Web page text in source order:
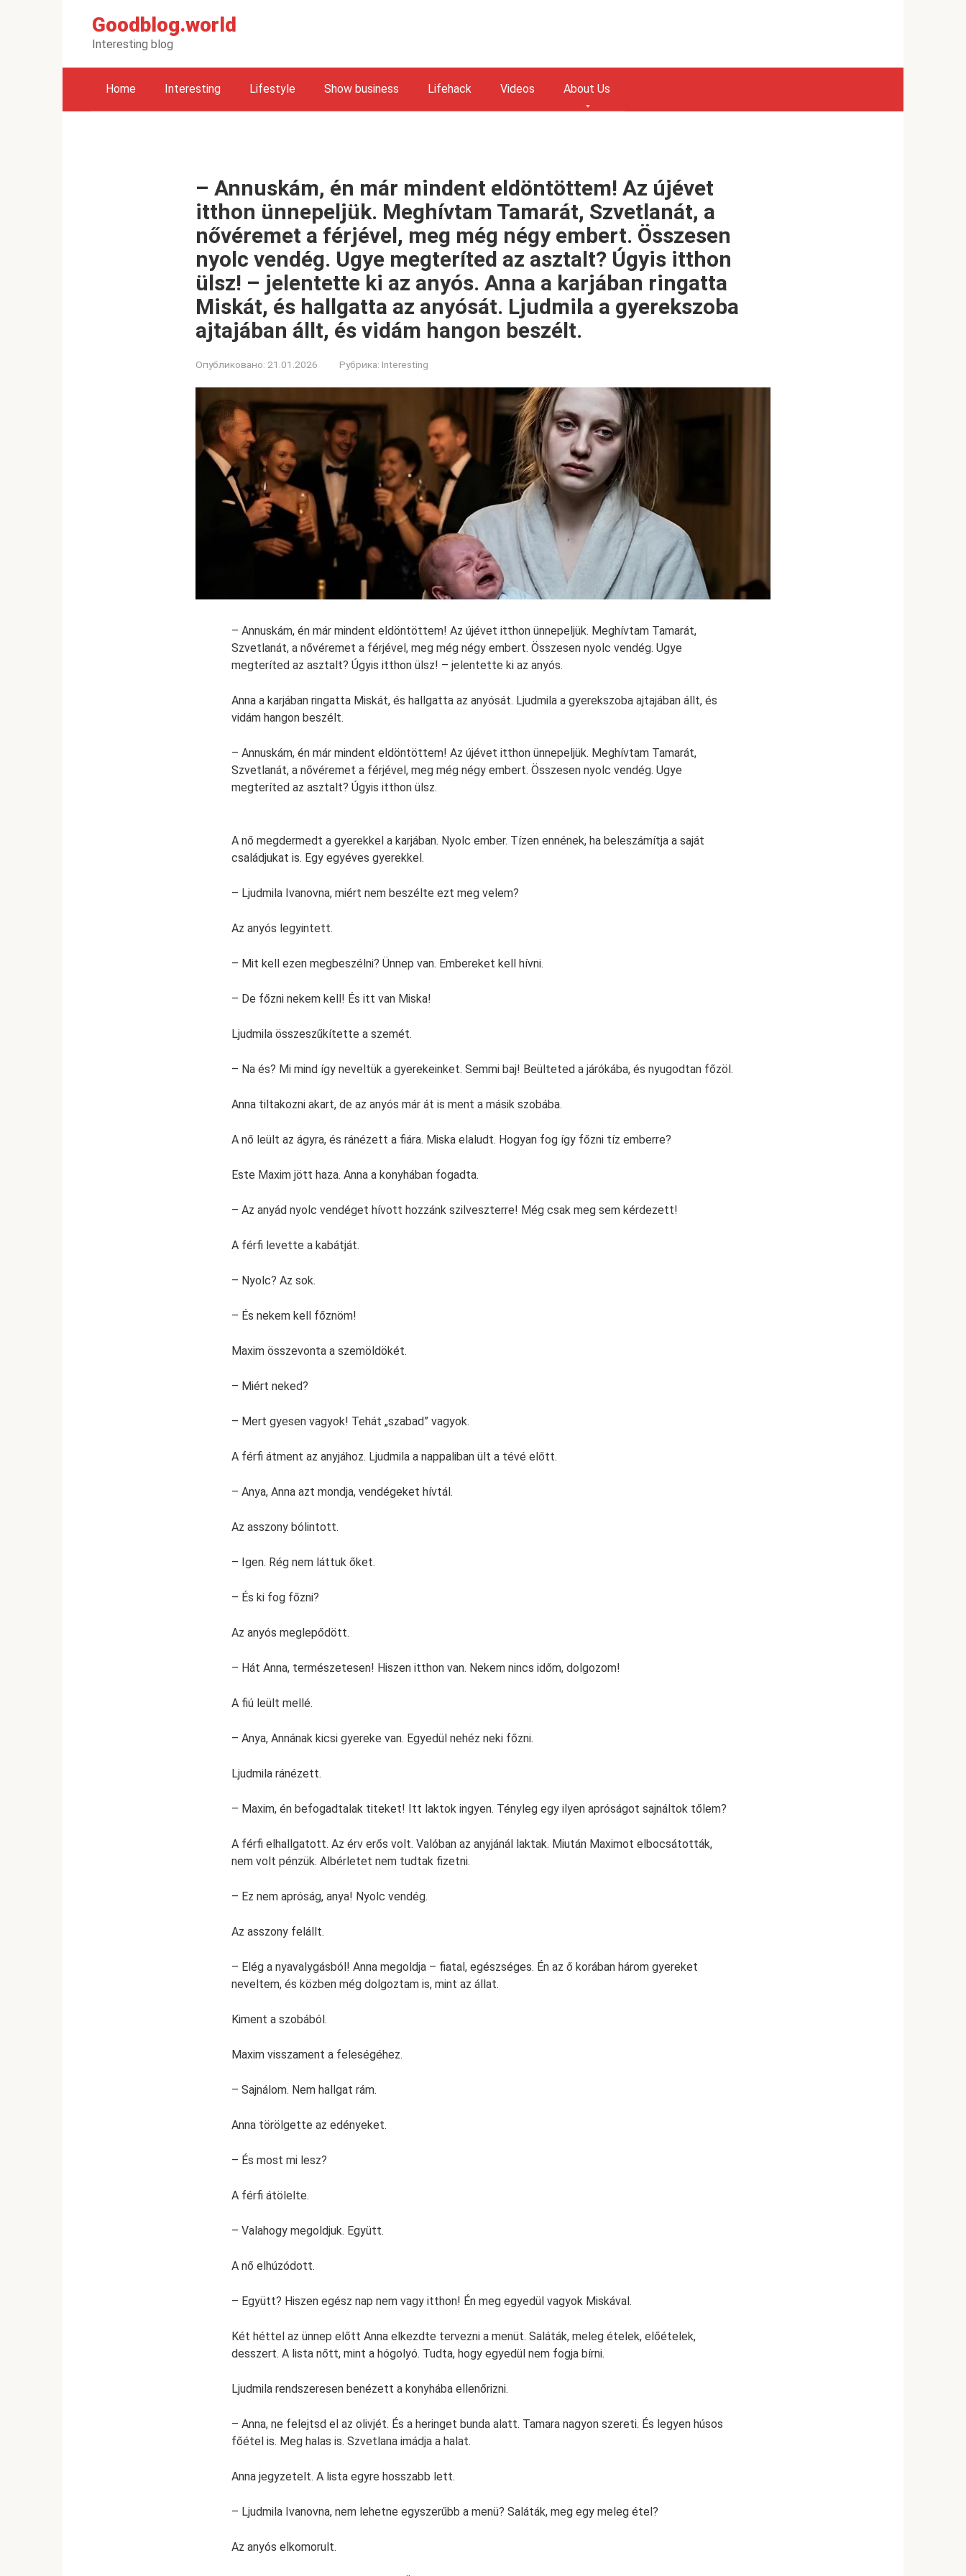
Goodblog.world
Interesting blog
Home Interesting Lifestyle Show business Lifehack Videos About Us
– Annuskám, én már mindent eldöntöttem! Az újévet
itthon ünnepeljük. Meghívtam Tamarát, Szvetlanát, a
nővéremet a férjével, meg még négy embert. Összesen
nyolc vendég. Ugye megteríted az asztalt? Úgyis itthon
ülsz! – jelentette ki az anyós. Anna a karjában ringatta
Miskát, és hallgatta az anyósát. Ljudmila a gyerekszoba
ajtajában állt, és vidám hangon beszélt.
Опубликовано: 21.01.2026 Рубрика: Interesting
– Annuskám, én már mindent eldöntöttem! Az újévet itthon ünnepeljük. Meghívtam Tamarát,
Szvetlanát, a nővéremet a férjével, meg még négy embert. Összesen nyolc vendég. Ugye
megteríted az asztalt? Úgyis itthon ülsz! – jelentette ki az anyós.
Anna a karjában ringatta Miskát, és hallgatta az anyósát. Ljudmila a gyerekszoba ajtajában állt, és
vidám hangon beszélt.
– Annuskám, én már mindent eldöntöttem! Az újévet itthon ünnepeljük. Meghívtam Tamarát,
Szvetlanát, a nővéremet a férjével, meg még négy embert. Összesen nyolc vendég. Ugye
megteríted az asztalt? Úgyis itthon ülsz.
A nő megdermedt a gyerekkel a karjában. Nyolc ember. Tízen ennének, ha beleszámítja a saját
családjukat is. Egy egyéves gyerekkel.
– Ljudmila Ivanovna, miért nem beszélte ezt meg velem?
Az anyós legyintett.
– Mit kell ezen megbeszélni? Ünnep van. Embereket kell hívni.
– De főzni nekem kell! És itt van Miska!
Ljudmila összeszűkítette a szemét.
– Na és? Mi mind így neveltük a gyerekeinket. Semmi baj! Beülteted a járókába, és nyugodtan főzöl.
Anna tiltakozni akart, de az anyós már át is ment a másik szobába.
A nő leült az ágyra, és ránézett a fiára. Miska elaludt. Hogyan fog így főzni tíz emberre?
Este Maxim jött haza. Anna a konyhában fogadta.
– Az anyád nyolc vendéget hívott hozzánk szilveszterre! Még csak meg sem kérdezett!
A férfi levette a kabátját.
– Nyolc? Az sok.
– És nekem kell főznöm!
Maxim összevonta a szemöldökét.
– Miért neked?
– Mert gyesen vagyok! Tehát „szabad” vagyok.
A férfi átment az anyjához. Ljudmila a nappaliban ült a tévé előtt.
– Anya, Anna azt mondja, vendégeket hívtál.
Az asszony bólintott.
– Igen. Rég nem láttuk őket.
– És ki fog főzni?
Az anyós meglepődött.
– Hát Anna, természetesen! Hiszen itthon van. Nekem nincs időm, dolgozom!
A fiú leült mellé.
– Anya, Annának kicsi gyereke van. Egyedül nehéz neki főzni.
Ljudmila ránézett.
– Maxim, én befogadtalak titeket! Itt laktok ingyen. Tényleg egy ilyen apróságot sajnáltok tőlem?
A férfi elhallgatott. Az érv erős volt. Valóban az anyjánál laktak. Miután Maximot elbocsátották,
nem volt pénzük. Albérletet nem tudtak fizetni.
– Ez nem apróság, anya! Nyolc vendég.
Az asszony felállt.
– Elég a nyavalygásból! Anna megoldja – fiatal, egészséges. Én az ő korában három gyereket
neveltem, és közben még dolgoztam is, mint az állat.
Kiment a szobából.
Maxim visszament a feleségéhez.
– Sajnálom. Nem hallgat rám.
Anna törölgette az edényeket.
– És most mi lesz?
A férfi átölelte.
– Valahogy megoldjuk. Együtt.
A nő elhúzódott.
– Együtt? Hiszen egész nap nem vagy itthon! Én meg egyedül vagyok Miskával.
Két héttel az ünnep előtt Anna elkezdte tervezni a menüt. Saláták, meleg ételek, előételek,
desszert. A lista nőtt, mint a hógolyó. Tudta, hogy egyedül nem fogja bírni.
Ljudmila rendszeresen benézett a konyhába ellenőrizni.
– Anna, ne felejtsd el az olivjét. És a heringet bunda alatt. Tamara nagyon szereti. És legyen húsos
főétel is. Meg halas is. Szvetlana imádja a halat.
Anna jegyzetelt. A lista egyre hosszabb lett.
– Ljudmila Ivanovna, nem lehetne egyszerűbb a menü? Saláták, meg egy meleg étel?
Az anyós elkomorult.